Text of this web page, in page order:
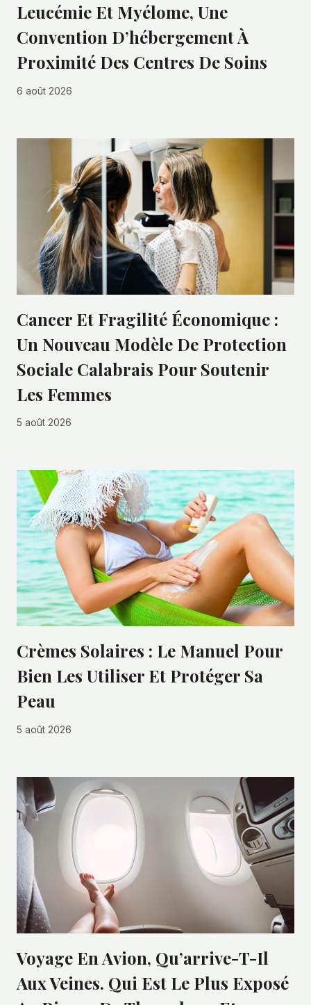
Leucémie Et Myélome, Une
Convention D’hébergement À
Proximité Des Centres De Soins
6 août 2026
Cancer Et Fragilité Économique :
Un Nouveau Modèle De Protection
Sociale Calabrais Pour Soutenir
Les Femmes
5 août 2026
Crèmes Solaires : Le Manuel Pour
Bien Les Utiliser Et Protéger Sa
Peau
5 août 2026
Voyage En Avion, Qu’arrive-T-Il
Aux Veines. Qui Est Le Plus Exposé